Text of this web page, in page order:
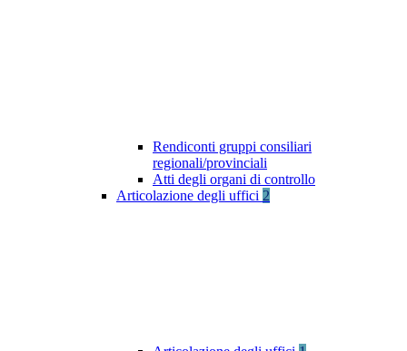
Rendiconti gruppi consiliari
regionali/provinciali
Atti degli organi di controllo
Articolazione degli uffici 2